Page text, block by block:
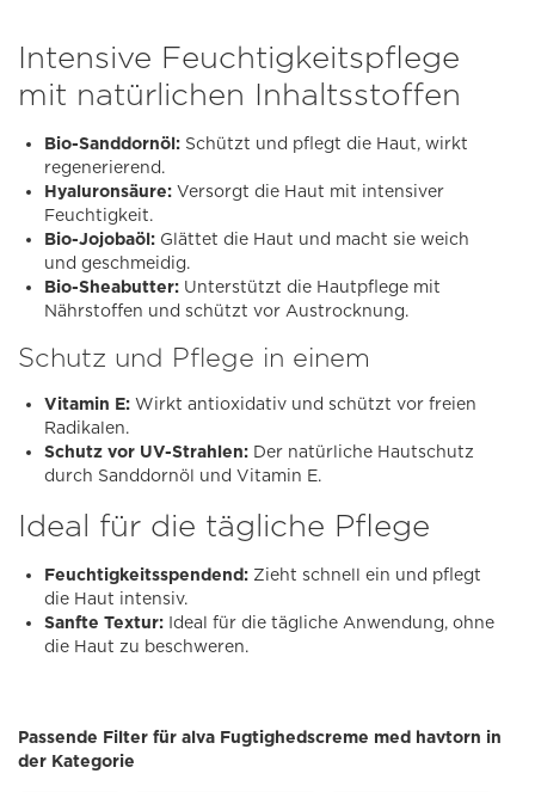
Intensive Feuchtigkeitspflege
mit natürlichen Inhaltsstoffen
Bio-Sanddornöl: Schützt und pflegt die Haut, wirkt
regenerierend.
Hyaluronsäure: Versorgt die Haut mit intensiver
Feuchtigkeit.
Bio-Jojobaöl: Glättet die Haut und macht sie weich
und geschmeidig.
Bio-Sheabutter: Unterstützt die Hautpflege mit
Nährstoffen und schützt vor Austrocknung.
Schutz und Pflege in einem
Vitamin E: Wirkt antioxidativ und schützt vor freien
Radikalen.
Schutz vor UV-Strahlen: Der natürliche Hautschutz
durch Sanddornöl und Vitamin E.
Ideal für die tägliche Pflege
Feuchtigkeitsspendend: Zieht schnell ein und pflegt
die Haut intensiv.
Sanfte Textur: Ideal für die tägliche Anwendung, ohne
die Haut zu beschweren.
Passende Filter für alva Fugtighedscreme med havtorn in
der Kategorie